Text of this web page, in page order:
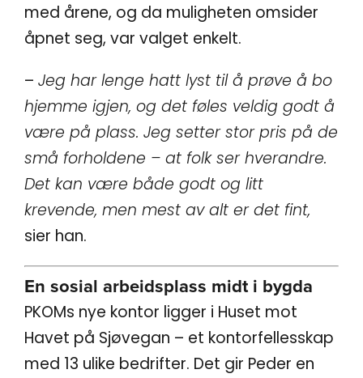
med årene, og da muligheten omsider
åpnet seg, var valget enkelt.
– Jeg har lenge hatt lyst til å prøve å bo
hjemme igjen, og det føles veldig godt å
være på plass. Jeg setter stor pris på de
små forholdene – at folk ser hverandre.
Det kan være både godt og litt
krevende, men mest av alt er det fint,
sier han.
En sosial arbeidsplass midt i bygda
PKOMs nye kontor ligger i Huset mot
Havet på Sjøvegan – et kontorfellesskap
med 13 ulike bedrifter. Det gir Peder en